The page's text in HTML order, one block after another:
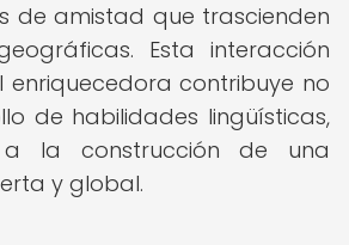
de amistad que trascienden
Esta interacción
enriquecedora contribuye no
de habilidades lingüísticas,
la construcción de una
y global.